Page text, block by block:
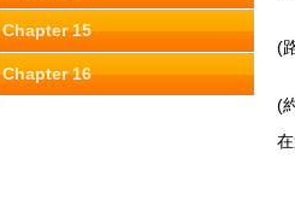
Chapter 15
Chapter 16
(
(